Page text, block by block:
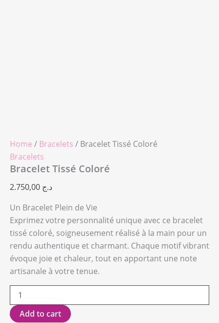
Home / Bracelets / Bracelet Tissé Coloré
Bracelets
Bracelet Tissé Coloré
د.ج
Un Bracelet Plein de Vie
Exprimez votre personnalité unique avec ce bracelet
tissé coloré, soigneusement réalisé à la main pour un
rendu authentique et charmant. Chaque motif vibrant
évoque joie et chaleur, tout en apportant une note
artisanale à votre tenue.
Add to cart